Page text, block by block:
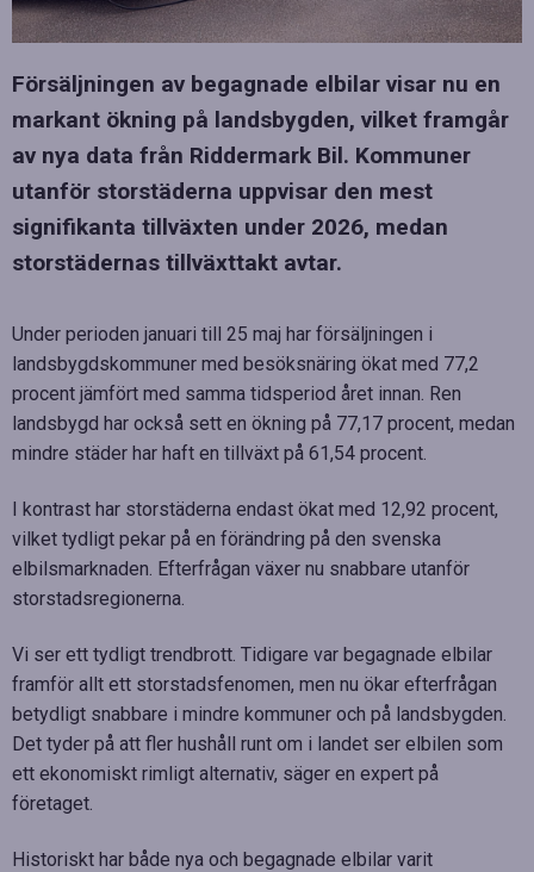
Försäljningen av begagnade elbilar visar nu en
markant ökning på landsbygden, vilket framgår
av nya data från Riddermark Bil. Kommuner
utanför storstäderna uppvisar den mest
signifikanta tillväxten under 2026, medan
storstädernas tillväxttakt avtar.
Under perioden januari till 25 maj har försäljningen i
landsbygdskommuner med besöksnäring ökat med 77,2
procent jämfört med samma tidsperiod året innan. Ren
landsbygd har också sett en ökning på 77,17 procent, medan
mindre städer har haft en tillväxt på 61,54 procent.
I kontrast har storstäderna endast ökat med 12,92 procent,
vilket tydligt pekar på en förändring på den svenska
elbilsmarknaden. Efterfrågan växer nu snabbare utanför
storstadsregionerna.
Vi ser ett tydligt trendbrott. Tidigare var begagnade elbilar
framför allt ett storstadsfenomen, men nu ökar efterfrågan
betydligt snabbare i mindre kommuner och på landsbygden.
Det tyder på att fler hushåll runt om i landet ser elbilen som
ett ekonomiskt rimligt alternativ, säger en expert på
företaget.
Historiskt har både nya och begagnade elbilar varit